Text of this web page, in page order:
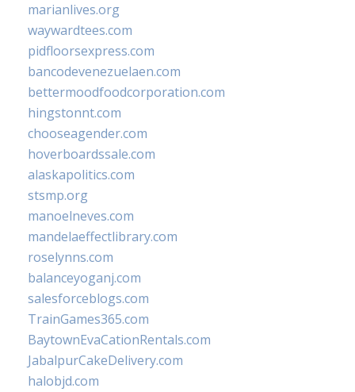
marianlives.org
waywardtees.com
pidfloorsexpress.com
bancodevenezuelaen.com
bettermoodfoodcorporation.com
hingstonnt.com
chooseagender.com
hoverboardssale.com
alaskapolitics.com
stsmp.org
manoelneves.com
mandelaeffectlibrary.com
roselynns.com
balanceyoganj.com
salesforceblogs.com
TrainGames365.com
BaytownEvaCationRentals.com
JabalpurCakeDelivery.com
halobjd.com